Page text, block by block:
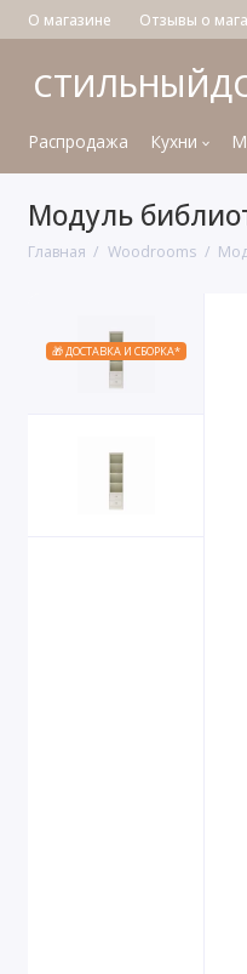
О магазине Отзывы о
Распродажа Кухни
Модуль
Главная Woodrooms
🎁 ДОСТАВКА И СБОРКА*